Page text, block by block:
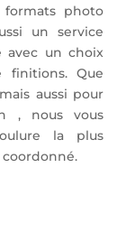
photo
un service
avec un choix
finitions. Que
aussi pour
, nous vous
la plus